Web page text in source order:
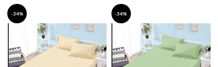
-34% -34%